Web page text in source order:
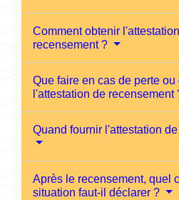
Comment obtenir
recensement ?
Que faire en cas de perte ou
l'attestation de recensement
Quand fournir l'attestation
Après le recensement, quel
situation faut-il déclarer ?